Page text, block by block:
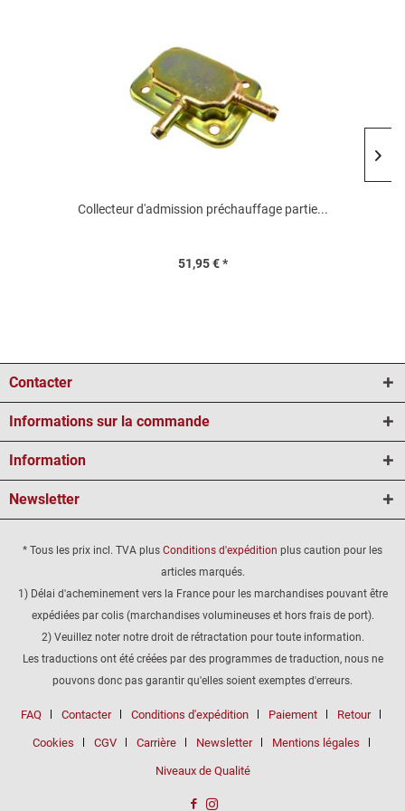
Collecteur d'admission préchauffage partie...
51,95 € *
Contacter
Informations sur la commande
Information
Newsletter
* Tous les prix incl. TVA plus Conditions d'expédition plus caution pour les
articles marqués.
1) Délai d'acheminement vers la France pour les marchandises pouvant être
expédiées par colis (marchandises volumineuses et hors frais de port).
2) Veuillez noter notre droit de rétractation pour toute information.
Les traductions ont été créées par des programmes de traduction, nous ne
pouvons donc pas garantir qu'elles soient exemptes d'erreurs.
FAQ Contacter Conditions d'expédition Paiement Retour
Cookies CGV Carrière Newsletter Mentions légales
Niveaux de Qualité